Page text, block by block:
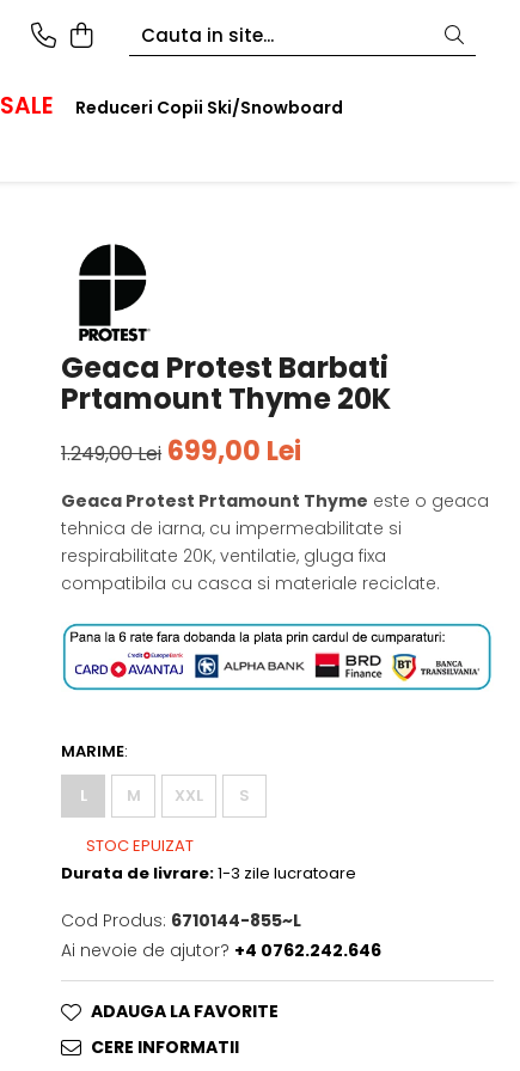
SALE Reduceri Copii Ski/Snowboard
Geaca Protest Barbati
Prtamount Thyme 20K
1.249,00 Lei 699,00 Lei
Geaca Protest Prtamount Thyme este o geaca
tehnica de iarna, cu impermeabilitate si
respirabilitate 20K, ventilatie, gluga fixa
compatibila cu casca si materiale reciclate.
MARIME:
L
M XXL S
STOC EPUIZAT
Durata de livrare:1-3 zile lucratoare
Cod Produs: 6710144-855~L
Ai nevoie de ajutor? +4 0762.242.646
ADAUGA LA FAVORITE
CERE INFORMATII